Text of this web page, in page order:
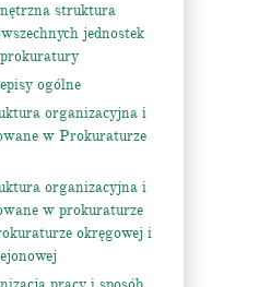
struktura
jednostek
ogólne
organizacyjna i
w Prokuraturze
organizacyjna i
w prokuraturze
okręgowej i